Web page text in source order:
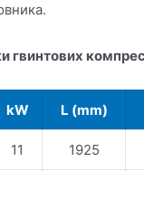
гвинтових
kW L (mm)
11 1925